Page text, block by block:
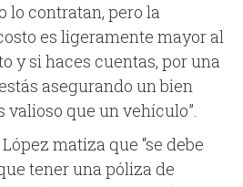
lo contratan, pero la
es ligeramente mayor al
y si haces cuentas, por una
asegurando un bien
que un vehículo”.
matiza que “se debe
tener una póliza de